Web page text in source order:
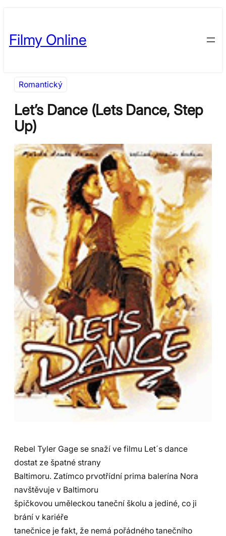
obsah
content
Filmy Online
Romantický
Let’s Dance (Lets Dance, Step
Up)
Rebel Tyler Gage se snaží ve filmu Let´s dance
dostat ze špatné strany
Baltimoru. Zatímco prvotřídní prima balerína Nora
navštěvuje v Baltimoru
špičkovou uměleckou taneční školu a jediné, co ji
brání v kariéře
tanečnice je fakt, že nemá pořádného tanečního